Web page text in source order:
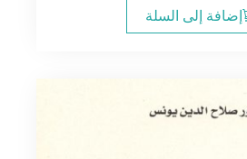
إضافة إلى السلة